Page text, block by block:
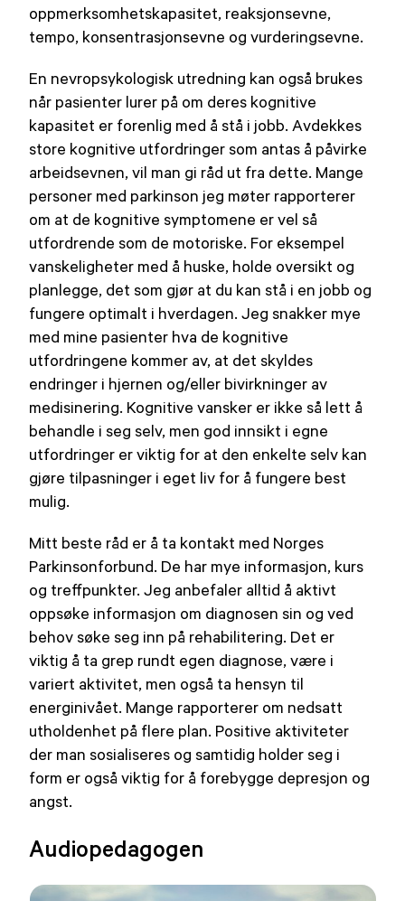
oppmerksomhetskapasitet, reaksjonsevne,
tempo, konsentrasjonsevne og vurderingsevne.
En nevropsykologisk utredning kan også brukes
når pasienter lurer på om deres kognitive
kapasitet er forenlig med å stå i jobb. Avdekkes
store kognitive utfordringer som antas å påvirke
arbeidsevnen, vil man gi råd ut fra dette. Mange
personer med parkinson jeg møter rapporterer
om at de kognitive symptomene er vel så
utfordrende som de motoriske. For eksempel
vanskeligheter med å huske, holde oversikt og
planlegge, det som gjør at du kan stå i en jobb og
fungere optimalt i hverdagen. Jeg snakker mye
med mine pasienter hva de kognitive
utfordringene kommer av, at det skyldes
endringer i hjernen og/eller bivirkninger av
medisinering. Kognitive vansker er ikke så lett å
behandle i seg selv, men god innsikt i egne
utfordringer er viktig for at den enkelte selv kan
gjøre tilpasninger i eget liv for å fungere best
mulig.
Mitt beste råd er å ta kontakt med Norges
Parkinsonforbund. De har mye informasjon, kurs
og treffpunkter. Jeg anbefaler alltid å aktivt
oppsøke informasjon om diagnosen sin og ved
behov søke seg inn på rehabilitering. Det er
viktig å ta grep rundt egen diagnose, være i
variert aktivitet, men også ta hensyn til
energinivået. Mange rapporterer om nedsatt
utholdenhet på flere plan. Positive aktiviteter
der man sosialiseres og samtidig holder seg i
form er også viktig for å forebygge depresjon og
angst.
Audiopedagogen